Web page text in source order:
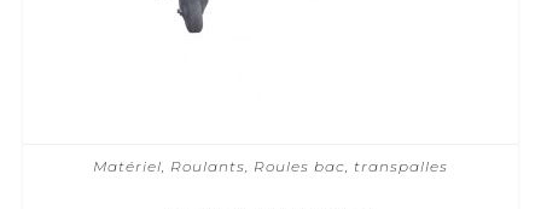
Matériel, Roulants, Roules bac, transpalles